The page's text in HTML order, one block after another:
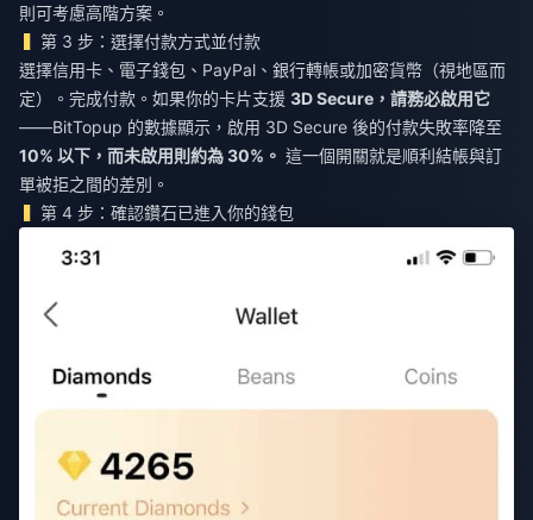
則可考慮高階方案。
第 3 步：選擇付款方式並付款
選擇信用卡、電子錢包、PayPal、銀行轉帳或加密貨幣（視地區而
定）。完成付款。如果你的卡片支援 3D Secure，請務必啟用它
——BitTopup 的數據顯示，啟用 3D Secure 後的付款失敗率降至
10% 以下，而未啟用則約為 30%。 這一個開關就是順利結帳與訂
單被拒之間的差別。
第 4 步：確認鑽石已進入你的錢包